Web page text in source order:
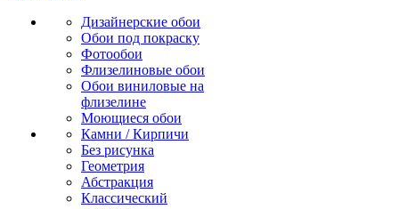
Дизайнерские обои
Обои под покраску
Фотообои
Флизелиновые обои
Обои виниловые на
флизелине
Моющиеся обои
Камни / Кирпичи
Без рисунка
Геометрия
Абстракция
Классический